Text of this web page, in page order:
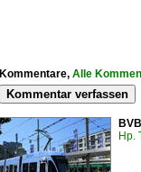
Kommentare, Alle
Kommentar verfassen
Hp.